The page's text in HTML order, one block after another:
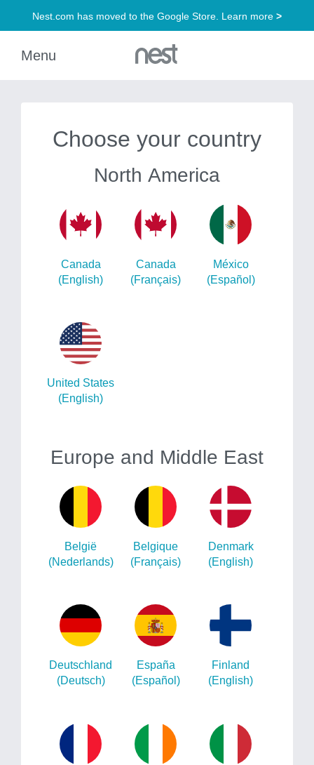
Choose your country
North America
Canada
(English)
Canada
(Français)
México
(Español)
United States
(English)
Europe and Middle East
België
(Nederlands)
Belgique
(Français)
Denmark
(English)
Deutschland
(Deutsch)
España
(Español)
Finland
(English)